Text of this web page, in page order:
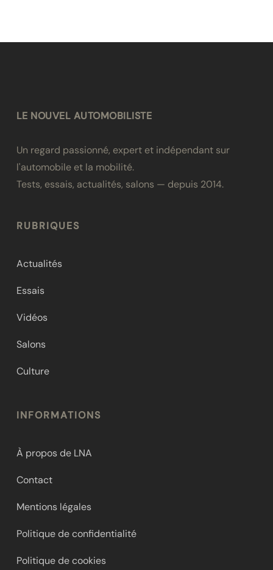
LE NOUVEL AUTOMOBILISTE
Un regard passionné, expert et indépendant sur
l'automobile et la mobilité.
Tests, essais, actualités, salons — depuis 2014.
RUBRIQUES
Actualités
Essais
Vidéos
Salons
Culture
INFORMATIONS
À propos de LNA
Contact
Mentions légales
Politique de confidentialité
Politique de cookies